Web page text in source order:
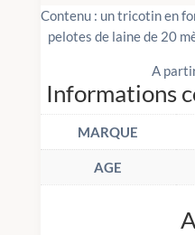
Contenu : un tricotin en
pelotes de laine de 20
A
Informations
MARQUE
AGE